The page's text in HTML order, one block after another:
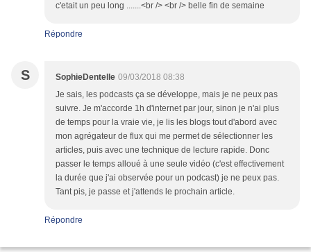
c'etait un peu long .......<br /> <br /> belle fin de semaine
Répondre
S SophieDentelle 09/03/2018 08:38
Je sais, les podcasts ça se développe, mais je ne peux pas
suivre. Je m'accorde 1h d'internet par jour, sinon je n'ai plus
de temps pour la vraie vie, je lis les blogs tout d'abord avec
mon agrégateur de flux qui me permet de sélectionner les
articles, puis avec une technique de lecture rapide. Donc
passer le temps alloué à une seule vidéo (c'est effectivement
la durée que j'ai observée pour un podcast) je ne peux pas.
Tant pis, je passe et j'attends le prochain article.
Répondre